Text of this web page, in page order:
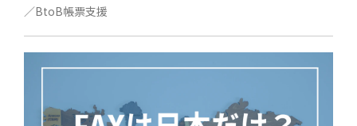
／BtoB帳票支援